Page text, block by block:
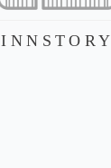
INNSTORY